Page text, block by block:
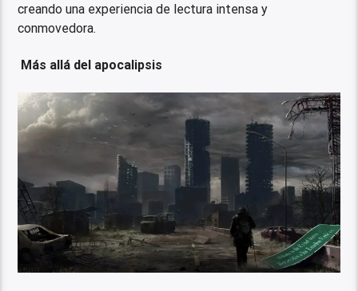
creando una experiencia de lectura intensa y
conmovedora.
Más allá del apocalipsis